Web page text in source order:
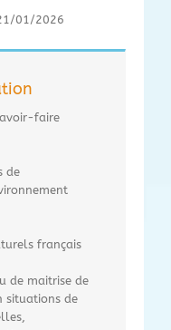
01/2026
faire
de
français
de maitrise de
situations de